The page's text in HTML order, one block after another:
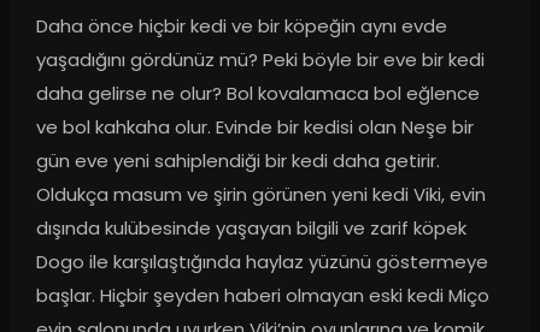
Daha önce hiçbir kedi ve bir köpeğin aynı evde
yaşadığını gördünüz mü? Peki böyle bir eve bir kedi
daha gelirse ne olur? Bol kovalamaca bol eğlence
ve bol kahkaha olur. Evinde bir kedisi olan Neşe bir
gün eve yeni sahiplendiği bir kedi daha getirir.
Oldukça masum ve şirin görünen yeni kedi Viki, evin
dışında kulübesinde yaşayan bilgili ve zarif köpek
Dogo ile karşılaştığında haylaz yüzünü göstermeye
başlar. Hiçbir şeyden haberi olmayan eski kedi Miço